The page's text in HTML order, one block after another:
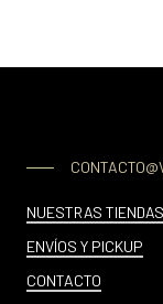
NUESTRAS TIENDAS
ENVÍOS Y PICKUP
CONTACTO